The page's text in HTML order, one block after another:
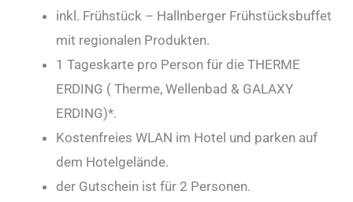
inkl. Frühstück – Hallnberger Frühstücksbuffet
mit regionalen Produkten.
1 Tageskarte pro Person für die THERME
ERDING ( Therme, Wellenbad & GALAXY
ERDING)*.
Kostenfreies WLAN im Hotel und parken auf
dem Hotelgelände.
der Gutschein ist für 2 Personen.